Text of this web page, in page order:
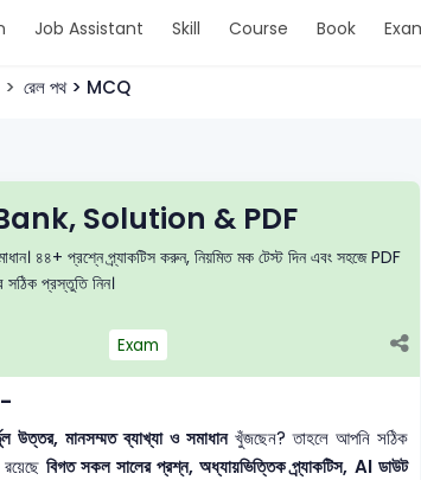
Job Assistant Skill Course Book
রেল পথ > MCQ
Solution & PDF
৪৪+ প্রশ্নে প্র্যাকটিস করুন, নিয়মিত মক টেস্ট দিন এবং সহজে PDF
সঠিক প্রস্তুতি নিন।
Exam
উত্তর, মানসম্মত ব্যাখ্যা ও সমাধানখুঁজছেন? তাহলে আপনি সঠিক
বিগত সকল সালের প্রশ্ন, অধ্যায়ভিত্তিক প্র্যাকটিস, AI ডাউট